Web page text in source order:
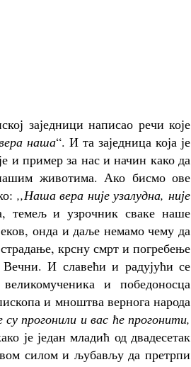
заједници написао речи које
наша“. И та заједница која је
и пример за нас и начин како да
животима. Ако бисмо ове
,,Наша вера није узалудна, није
темељ и узрочник сваке наше
онда и даље немамо чему да
крсну смрт и погребење
И славећи и радујући се
и победоносца
и мноштва вернога народа
прогонили и вас ће прогонити,
је један младић од двадесетак
силом и љубављу да претрпи